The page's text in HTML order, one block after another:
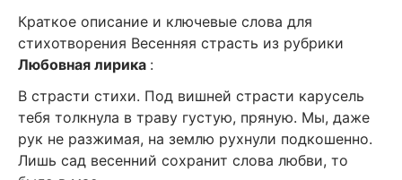
Краткое описание и ключевые слова для
стихотворения Весенняя страсть из рубрики
Любовная лирика :
В страсти стихи. Под вишней страсти карусель
тебя толкнула в траву густую, пряную. Мы, даже
рук не разжимая, на землю рухнули подкошенно.
Лишь сад весенний сохранит слова любви, то